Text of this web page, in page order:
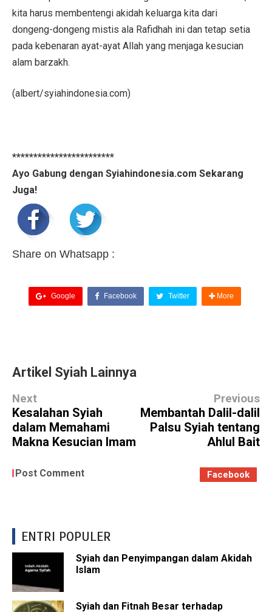
kita harus membentengi akidah keluarga kita dari
dongeng-dongeng mistis ala Rafidhah ini dan tetap setia
pada kebenaran ayat-ayat Allah yang menjaga kesucian
alam barzakh.
(albert/syiahindonesia.com)
************************
Ayo Gabung dengan Syiahindonesia.com Sekarang
Juga!
Share on Whatsapp :
Google Facebook Twitter More
Artikel Syiah Lainnya
Next
Kesalahan Syiah
dalam Memahami
Makna Kesucian Imam
Previous
Membantah Dalil-dalil
Palsu Syiah tentang
Ahlul Bait
Post Comment Facebook
ENTRI POPULER
Syiah dan Penyimpangan dalam Akidah
Islam
Syiah dan Fitnah Besar terhadap